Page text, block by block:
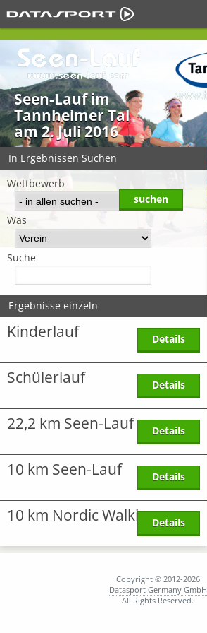
Seen-Lauf im
Tannheimer Tal
am 2. Juli 2016
In Ergebnissen Suchen
Wettbewerb
Was
Suche
Ergebnisse einzeln
Kinderlauf Details
Schülerlauf Details
22,2 km Seen-Lauf Details
10 km Seen-Lauf Details
10 km Nordic WalkingDetails
Copyright © 2012-2026
Datasport Germany GmbH
All Rights Reserved.